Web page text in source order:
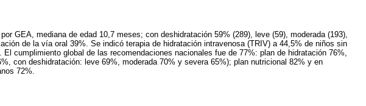
GEA, mediana de edad 10,7 meses; con deshidratación 59% (289), leve (59), moderada (193),
de la vía oral 39%. Se indicó terapia de hidratación intravenosa (TRIV) a 44,5% de niños sin
cumplimiento global de las recomendaciones nacionales fue de 77%: plan de hidratación 76%,
con deshidratación: leve 69%, moderada 70% y severa 65%); plan nutricional 82% y en
72%.